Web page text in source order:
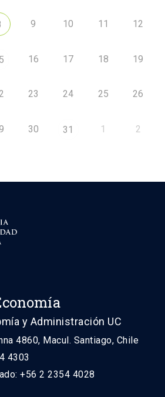
9 10 11 12
16 17 18 19
23 24 25 26
30 31 1 2
y Administración UC
4860, Macul. Santiago, Chile
4303
+56 2 2354 4028